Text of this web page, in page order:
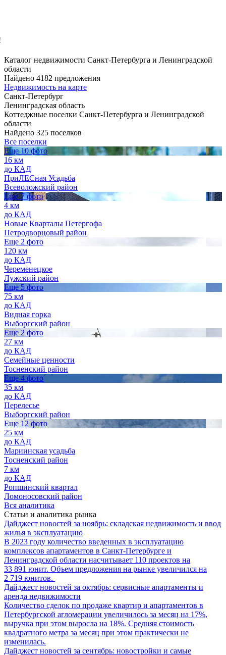
Каталог недвижимости Санкт-Петербурга и Ленинградской
области
Найдено 4182 предложения
Недвижимость на карте
Санкт-Петербург
Ленинградская область
Коттеджные поселки Санкт-Петербурга и Ленинградской
области
Найдено 325 поселков
Все поселки
Еще 10 фото
16 км
до КАД
ПриЛЕСная Усадьба
Всеволожский район
Еще 7 фото
4 км
до КАД
Новые Кварталы Петергофа
Петродворцовый район
Еще 2 фото
120 км
до КАД
Череменецкое
Лужский район
Еще 5 фото
75 км
до КАД
Видная горка
Выборгский район
Еще 2 фото
27 км
до КАД
Семейные ценности
Тосненский район
Еще 4 фото
35 км
до КАД
Перелесье
Выборгский район
Еще 12 фото
25 км
до КАД
Мариинская усадьба
Тосненский район
7 км
до КАД
Ропшинский квартал
Ломоносовский район
Вся аналитика
Статьи и аналитика рынка
Дайджест новостей за ноябрь: складская недвижимость и ввод
жилья в эксплуатацию
В 2023 году количество введенных в эксплуатацию
комплексов апартаментов в Санкт-Петербурге и
Ленинградской области насчитывает 110 проектов на
33 891 юнит. Объем предложения на рынке увеличился на
2 719 юнитов.
Дайджест новостей за октябрь: сервисные апартаменты и
аренда недвижимости
Количество сделок по продаже квартир и апартаментов в
Петербургской агломерации увеличилось за месяц на 17%,
выручка при этом выросла на 18%. Средняя стоимость
квадратного метра за месяц при этом практически не
изменилась.
Дайджест новостей за сентябрь: новостройки и самые